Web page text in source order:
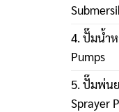
4. ปั๊มน้ำ
Pumps
5. ปั๊มพ่น
Sprayer